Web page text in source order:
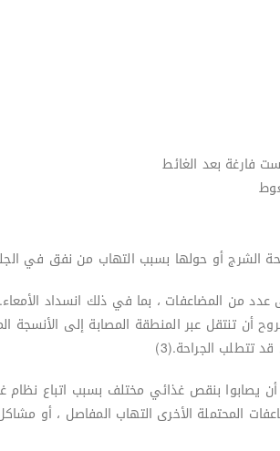
فارغة بعد الغائط
الشرج أو حولها بسبب التهاب من نفق في الجلد
من المضاعفات ، بما في ذلك انسداد
أن تنتقل عبر المنطقة المصابة إلى
تتطلب الجراحة.(3)
يصابوا بنقص غذائي مختلف بسبب اتباع نظام
المحتملة الأخرى التهاب المفاصل ، أو